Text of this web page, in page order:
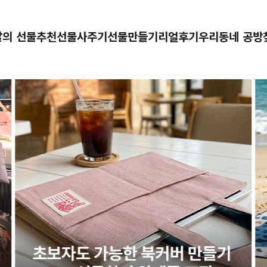
선물추천선물사주기 선물만들기 리얼후기 우리동네 공방